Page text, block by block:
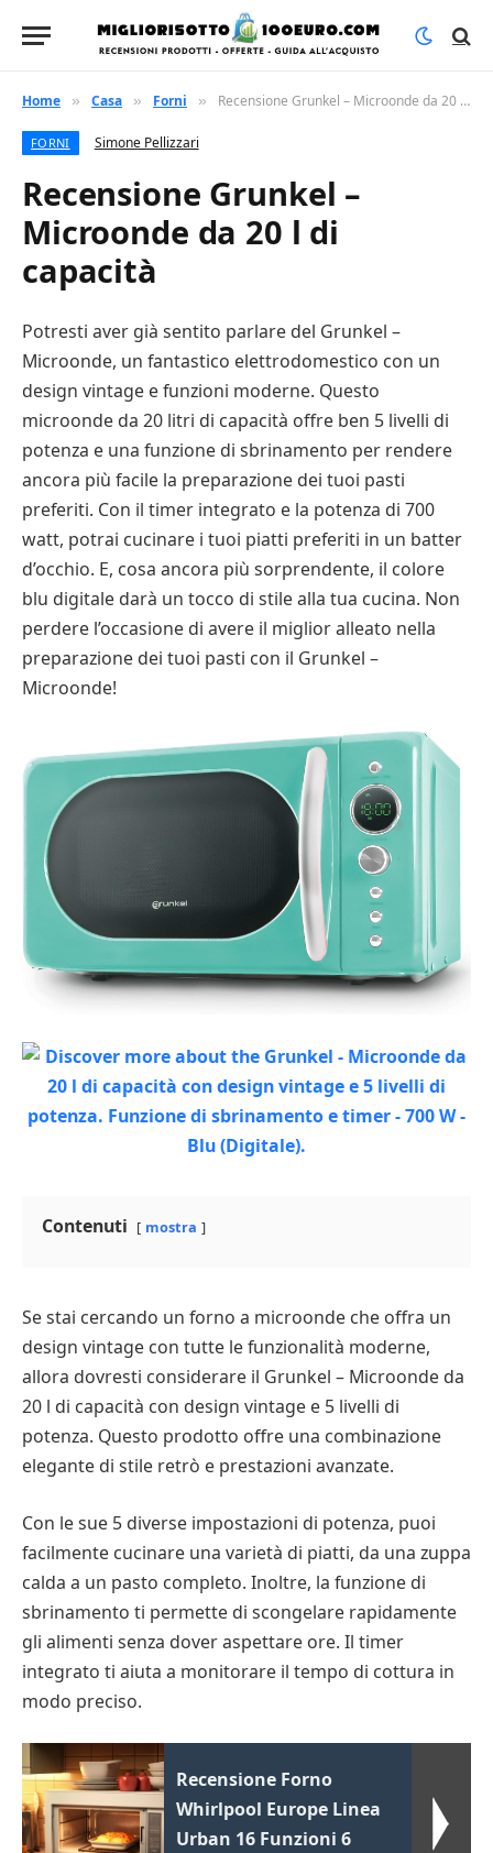
Home » Casa » Forni » Recensione Grunkel – Microonde da 20 l di capacità
FORNI Simone Pellizzari
Recensione Grunkel –
Microonde da 20 l di
capacità
Potresti aver già sentito parlare del Grunkel –
Microonde, un fantastico elettrodomestico con un
design vintage e funzioni moderne. Questo
microonde da 20 litri di capacità offre ben 5 livelli di
potenza e una funzione di sbrinamento per rendere
ancora più facile la preparazione dei tuoi pasti
preferiti. Con il timer integrato e la potenza di 700
watt, potrai cucinare i tuoi piatti preferiti in un batter
d’occhio. E, cosa ancora più sorprendente, il colore
blu digitale darà un tocco di stile alla tua cucina. Non
perdere l’occasione di avere il miglior alleato nella
preparazione dei tuoi pasti con il Grunkel –
Microonde!
Contenuti mostra
Se stai cercando un forno a microonde che offra un
design vintage con tutte le funzionalità moderne,
allora dovresti considerare il Grunkel – Microonde da
20 l di capacità con design vintage e 5 livelli di
potenza. Questo prodotto offre una combinazione
elegante di stile retrò e prestazioni avanzate.
Con le sue 5 diverse impostazioni di potenza, puoi
facilmente cucinare una varietà di piatti, da una zuppa
calda a un pasto completo. Inoltre, la funzione di
sbrinamento ti permette di scongelare rapidamente
gli alimenti senza dover aspettare ore. Il timer
integrato ti aiuta a monitorare il tempo di cottura in
modo preciso.
Recensione Forno
Whirlpool Europe Linea
Urban 16 Funzioni 6